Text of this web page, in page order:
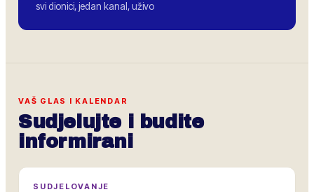
svi dionici, jedan kanal, uživo
VAŠ GLAS I KALENDAR
Sudjelujte i budite
informirani
SUDJELOVANJE